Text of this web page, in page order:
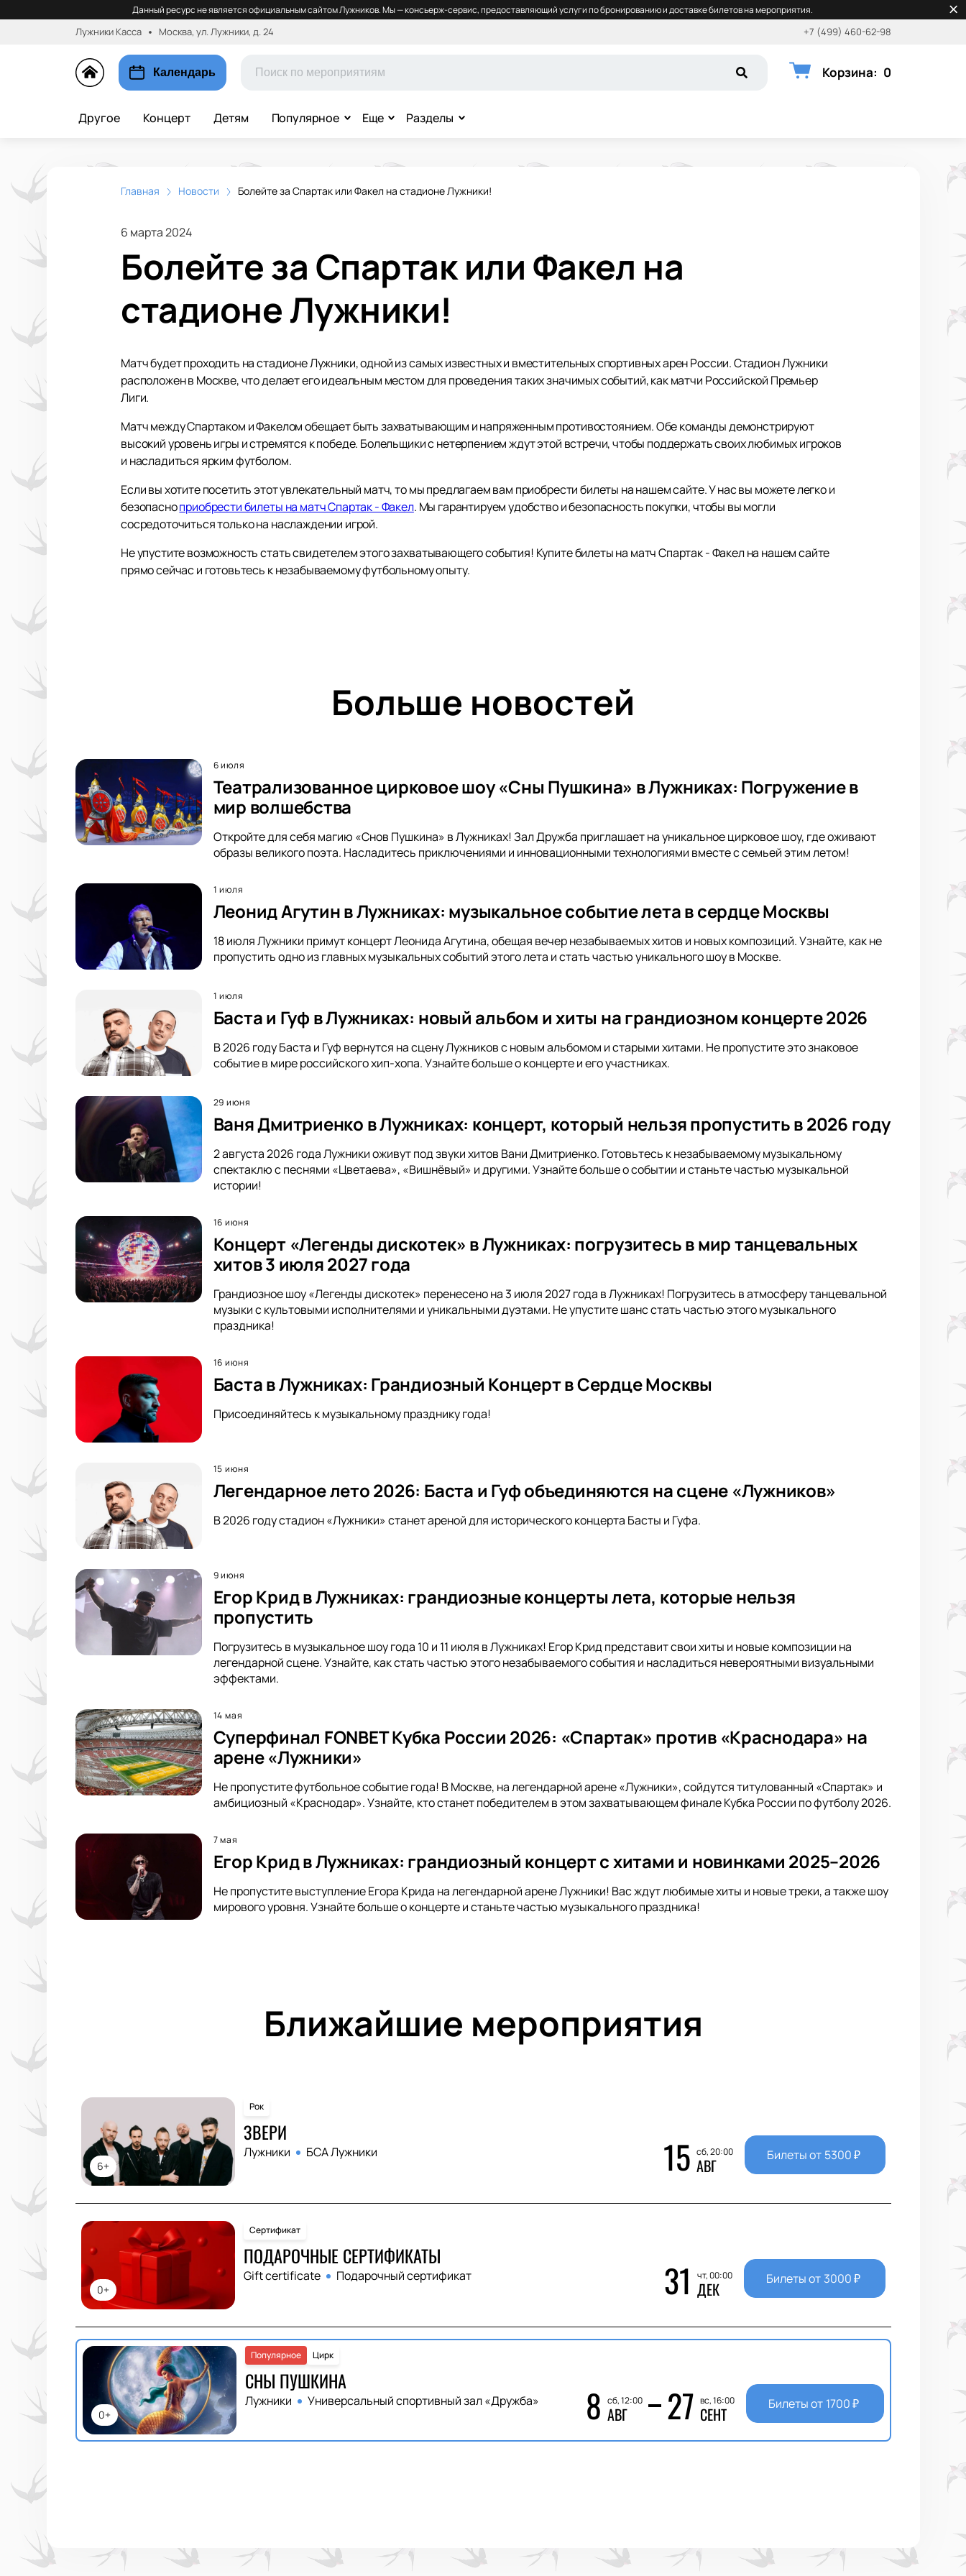
Данный ресурс не является официальным сайтом Лужников. Мы — консьерж-сервис, предоставляющий услуги по бронированию и доставке билетов на мероприятия.
Лужники Касса Москва, ул. Лужники, д. 24 +7 (499) 460-62-98
Календарь Корзина: 0
Другое Концерт Детям Популярное Еще Разделы
Главная Новости Болейте за Спартак или Факел на стадионе Лужники!
6 марта 2024
Болейте за Спартак или Факел на
стадионе Лужники!
Матч будет проходить на стадионе Лужники, одной из самых известных и вместительных спортивных арен России. Стадион Лужники
расположен в Москве, что делает его идеальным местом для проведения таких значимых событий, как матчи Российской Премьер
Лиги.
Матч между Спартаком и Факелом обещает быть захватывающим и напряженным противостоянием. Обе команды демонстрируют
высокий уровень игры и стремятся к победе. Болельщики с нетерпением ждут этой встречи, чтобы поддержать своих любимых игроков
и насладиться ярким футболом.
Если вы хотите посетить этот увлекательный матч, то мы предлагаем вам приобрести билеты на нашем сайте. У нас вы можете легко и
безопасноприобрести билеты на матч Спартак - Факел. Мы гарантируем удобство и безопасность покупки, чтобы вы могли
сосредоточиться только на наслаждении игрой.
Не упустите возможность стать свидетелем этого захватывающего события! Купите билеты на матч Спартак - Факел на нашем сайте
прямо сейчас и готовьтесь к незабываемому футбольному опыту.
Больше новостей
6 июля
Театрализованное цирковое шоу «Сны Пушкина» в Лужниках: Погружение в
мир волшебства
Откройте для себя магию «Снов Пушкина» в Лужниках! Зал Дружба приглашает на уникальное цирковое шоу, где оживают
образы великого поэта. Насладитесь приключениями и инновационными технологиями вместе с семьей этим летом!
1 июля
Леонид Агутин в Лужниках: музыкальное событие лета в сердце Москвы
18 июля Лужники примут концерт Леонида Агутина, обещая вечер незабываемых хитов и новых композиций. Узнайте, как не
пропустить одно из главных музыкальных событий этого лета и стать частью уникального шоу в Москве.
1 июля
Баста и Гуф в Лужниках: новый альбом и хиты на грандиозном концерте 2026
В 2026 году Баста и Гуф вернутся на сцену Лужников с новым альбомом и старыми хитами. Не пропустите это знаковое
событие в мире российского хип-хопа. Узнайте больше о концерте и его участниках.
29 июня
Ваня Дмитриенко в Лужниках: концерт, который нельзя пропустить в 2026 году
2 августа 2026 года Лужники оживут под звуки хитов Вани Дмитриенко. Готовьтесь к незабываемому музыкальному
спектаклю с песнями «Цветаева», «Вишнёвый» и другими. Узнайте больше о событии и станьте частью музыкальной
истории!
16 июня
Концерт «Легенды дискотек» в Лужниках: погрузитесь в мир танцевальных
хитов 3 июля 2027 года
Грандиозное шоу «Легенды дискотек» перенесено на 3 июля 2027 года в Лужниках! Погрузитесь в атмосферу танцевальной
музыки с культовыми исполнителями и уникальными дуэтами. Не упустите шанс стать частью этого музыкального
праздника!
16 июня
Баста в Лужниках: Грандиозный Концерт в Сердце Москвы
Присоединяйтесь к музыкальному празднику года!
15 июня
Легендарное лето 2026: Баста и Гуф объединяются на сцене «Лужников»
В 2026 году стадион «Лужники» станет ареной для исторического концерта Басты и Гуфа.
9 июня
Егор Крид в Лужниках: грандиозные концерты лета, которые нельзя
пропустить
Погрузитесь в музыкальное шоу года 10 и 11 июля в Лужниках! Егор Крид представит свои хиты и новые композиции на
легендарной сцене. Узнайте, как стать частью этого незабываемого события и насладиться невероятными визуальными
эффектами.
14 мая
Суперфинал FONBET Кубка России 2026: «Спартак» против «Краснодара» на
арене «Лужники»
Не пропустите футбольное событие года! В Москве, на легендарной арене «Лужники», сойдутся титулованный «Спартак» и
амбициозный «Краснодар». Узнайте, кто станет победителем в этом захватывающем финале Кубка России по футболу 2026.
7 мая
Егор Крид в Лужниках: грандиозный концерт с хитами и новинками 2025–2026
Не пропустите выступление Егора Крида на легендарной арене Лужники! Вас ждут любимые хиты и новые треки, а также шоу
мирового уровня. Узнайте больше о концерте и станьте частью музыкального праздника!
Ближайшие мероприятия
6+
Рок
ЗВЕРИ
Лужники БСА Лужники 15 сб, 20:00
АВГ Билеты от 5300₽
0+
Сертификат
ПОДАРОЧНЫЕ СЕРТИФИКАТЫ
Gift certificate Подарочный сертификат 31 чт, 00:00
ДЕК Билеты от 3000₽
0+
Цирк
Популярное
СНЫ ПУШКИНА
Лужники Универсальный спортивный зал «Дружба» 8 сб, 12:00
АВГ 27 вс, 16:00
СЕНТ Билеты от 1700₽